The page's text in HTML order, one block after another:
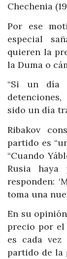
Chechenia
Por ese
especial
quieren la
la Duma o
“Si un día
sido un día
Ribakov
partido es
“Cuando
Rusia haya
responden:
toma una
En su
precio por el
es cada
partido de la